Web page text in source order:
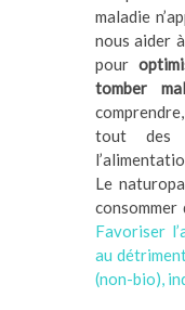
maladie
nous aider
pour
tomber
tout des
Le
consommer
Favoriser
au
(non-bio),